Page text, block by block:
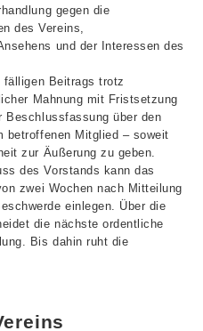
gegen die
des Vereins,
und der Interessen des
Beitrags trotz
Mahnung mit Fristsetzung
Beschlussfassung über den
betroffenen Mitglied – soweit
zur Äußerung zu geben.
des Vorstands kann das
zwei Wochen nach Mitteilung
einlegen. Über die
die nächste ordentliche
Bis dahin ruht die